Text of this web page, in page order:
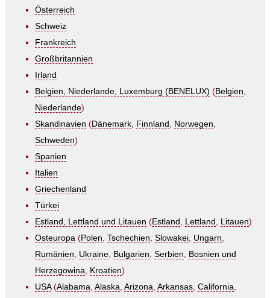
Österreich
Schweiz
Frankreich
Großbritannien
Irland
Belgien, Niederlande, Luxemburg (BENELUX) (Belgien,
Niederlande)
Skandinavien (Dänemark, Finnland , Norwegen,
Schweden)
Spanien
Italien
Griechenland
Türkei
Estland, Lettland und Litauen (Estland , Lettland , Litauen)
Osteuropa (Polen, Tschechien, Slowakei, Ungarn,
Rumänien, Ukraine, Bulgarien, Serbien, Bosnien und
Herzegowina, Kroatien)
USA(Alabama, Alaska, Arizona, Arkansas, California,